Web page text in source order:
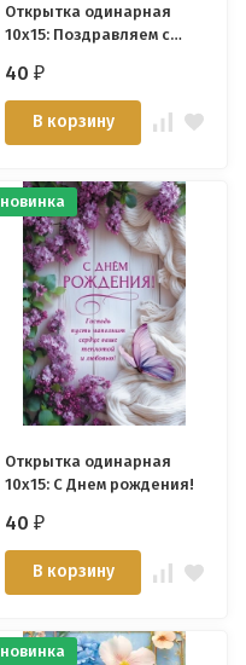
Открытка одинарная
10x15: Поздравляем с
40₽
В корзину
новинка
Открытка одинарная
10x15: С Днем рождения!
40₽
В корзину
новинка